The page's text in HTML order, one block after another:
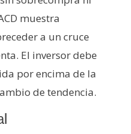
muestra
a un cruce
El inversor debe
por encima de la
de tendencia.